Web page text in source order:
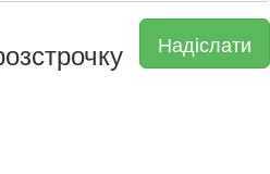
Надіслати